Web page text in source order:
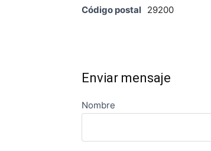
Código postal 29200
Enviar mensaje
Nombre